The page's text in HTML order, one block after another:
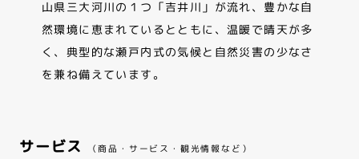
山県三大河川の１つ「吉井川」が流れ、豊かな自
然環境に恵まれているとともに、温暖で晴天が多
く、典型的な瀬戸内式の気候と自然災害の少なさ
を兼ね備えています。
サービス （商品・サービス・観光情報など）